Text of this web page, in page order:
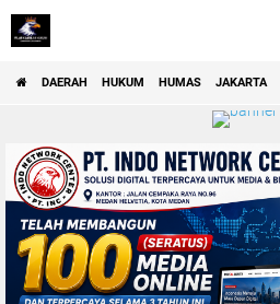
DAERAH HUKUM HUMAS JAKARTA